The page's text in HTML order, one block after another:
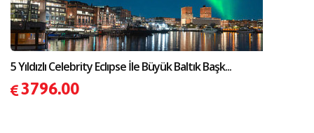
5 Yıldızlı Celebrity Eclıpse İle Büyük Baltık Başk...
3796.00